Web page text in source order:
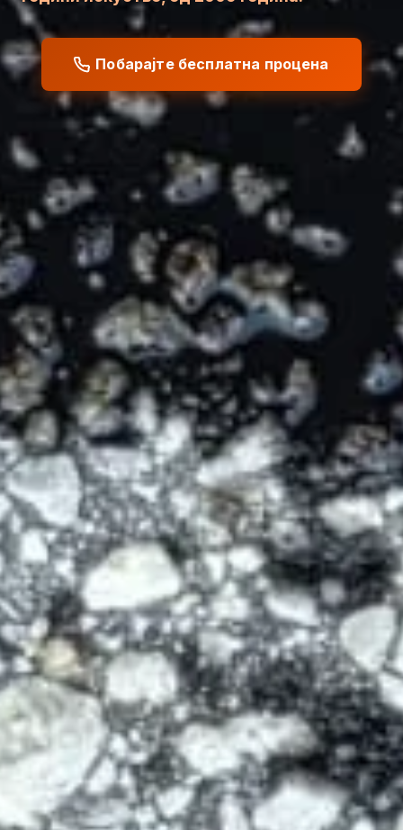
Побарајте бесплатна процена